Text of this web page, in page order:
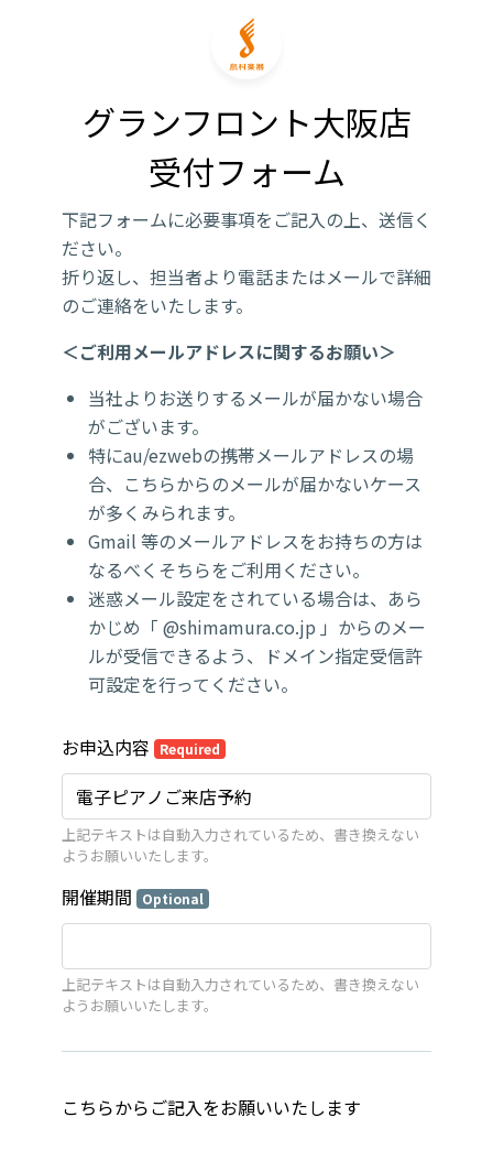
グランフロント大阪店
受付フォーム
下記フォームに必要事項をご記入の上、送信く
ださい。
折り返し、担当者より電話またはメールで詳細
のご連絡をいたします。
＜ご利用メールアドレスに関するお願い＞
当社よりお送りするメールが届かない場合
がございます。
特にau/ezwebの携帯メールアドレスの場
合、こちらからのメールが届かないケース
が多くみられます。
Gmail 等のメールアドレスをお持ちの方は
なるべくそちらをご利用ください。
迷惑メール設定をされている場合は、あら
かじめ「 @shimamura.co.jp 」からのメー
ルが受信できるよう、ドメイン指定受信許
可設定を行ってください。
お申込内容 Required
上記テキストは自動入力されているため、書き換えない
ようお願いいたします。
開催期間 Optional
上記テキストは自動入力されているため、書き換えない
ようお願いいたします。
こちらからご記入をお願いいたします